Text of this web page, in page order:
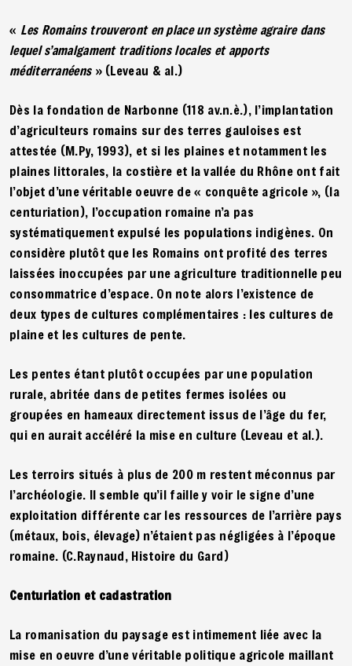
« Les Romains trouveront en place un système agraire dans
lequel s’amalgament traditions locales et apports
méditerranéens» (Leveau & al.)
Dès la fondation de Narbonne (118 av.n.è.), l’implantation
d’agriculteurs romains sur des terres gauloises est
attestée (M.Py, 1993), et si les plaines et notamment les
plaines littorales, la costière et la vallée du Rhône ont fait
l’objet d’une véritable oeuvre de « conquête agricole », (la
centuriation), l’occupation romaine n’a pas
systématiquement expulsé les populations indigènes. On
considère plutôt que les Romains ont profité des terres
laissées inoccupées par une agriculture traditionnelle peu
consommatrice d’espace. On note alors l’existence de
deux types de cultures complémentaires : les cultures de
plaine et les cultures de pente.
Les pentes étant plutôt occupées par une population
rurale, abritée dans de petites fermes isolées ou
groupées en hameaux directement issus de l’âge du fer,
qui en aurait accéléré la mise en culture (Leveau et al.).
Les terroirs situés à plus de 200 m restent méconnus par
l’archéologie. Il semble qu’il faille y voir le signe d’une
exploitation différente car les ressources de l’arrière pays
(métaux, bois, élevage) n’étaient pas négligées à l’époque
romaine. (C.Raynaud, Histoire du Gard)
Centuriation et cadastration
La romanisation du paysage est intimement liée avec la
mise en oeuvre d’une véritable politique agricole maillant